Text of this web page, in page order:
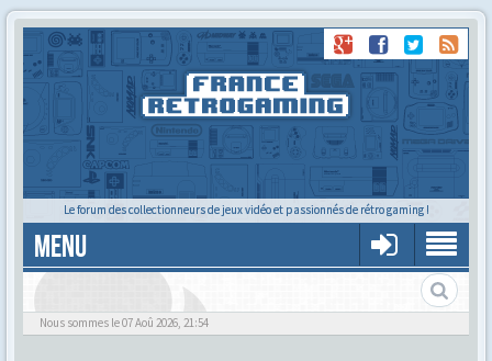
Le forum des collectionneurs de jeux vidéo et passionnés de rétro gaming !
MENU
Nous sommes le 07 Aoû 2026, 21:54